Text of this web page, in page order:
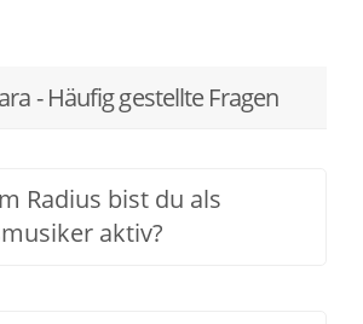
- Häufig gestellte Fragen
Radius bist du als
aktiv?